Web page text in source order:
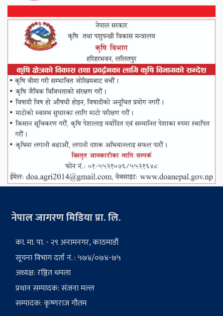
नेपाल जागरण मिडिया प्रा. लि.
का. मा. पा. - २९ अनामनगर, काठमाडौं
सूचना विभाग दर्ता नं. : ५७४/०७४-७५
अध्यक्ष: रञ्जित धमला
प्रधान सम्पादक: संजना मल्ल
सम्पादक: कृष्णराज गौतम